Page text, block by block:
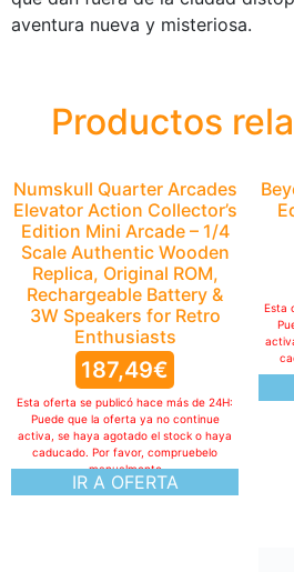
aventura nueva y misteriosa.
Productos
Numskull Quarter Arcades
Elevator Action Collector’s
Edition Mini Arcade – 1/4
Scale Authentic Wooden
Replica, Original ROM,
Rechargeable Battery &
3W Speakers for Retro
Enthusiasts
187,49€
IR A OFERTA
Esta oferta se publicó hace más de 24H:
Puede que la oferta ya no continue
activa, se haya agotado el stock o haya
caducado. Por favor, compruebelo
manualmente
Esta